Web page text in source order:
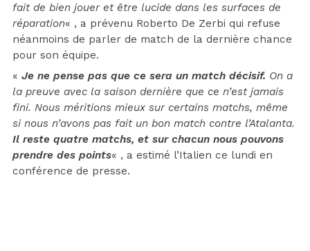
fait de bien jouer et être lucide dans les surfaces de
réparation« , a prévenu Roberto De Zerbi qui refuse
néanmoins de parler de match de la dernière chance
pour son équipe.
« Je ne pense pas que ce sera un match décisif. On a
la preuve avec la saison dernière que ce n’est jamais
fini. Nous méritions mieux sur certains matchs, même
si nous n’avons pas fait un bon match contre l’Atalanta.
Il reste quatre matchs, et sur chacun nous pouvons
prendre des points« , a estimé l’Italien ce lundi en
conférence de presse.